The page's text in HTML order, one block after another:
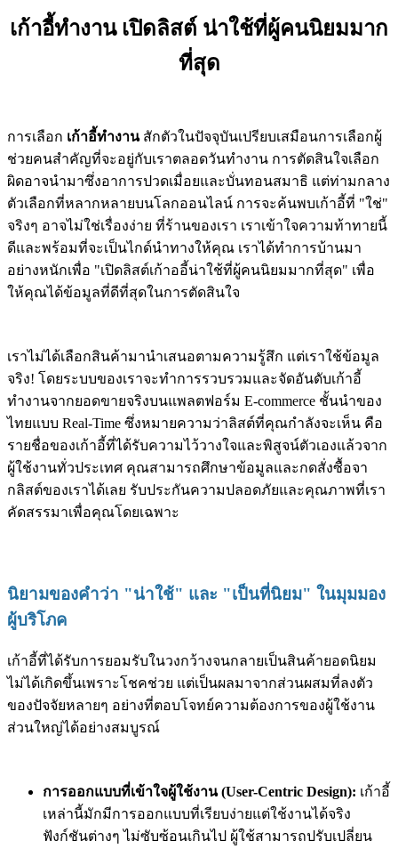
เก้าอี้ทำงาน เปิดลิสต์ น่าใช้ที่ผู้คนนิยมมาก
ที่สุด
การเลือก เก้าอี้ทำงานสักตัวในปัจจุบันเปรียบเสมือนการเลือกผู้
ช่วยคนสำคัญที่จะอยู่กับเราตลอดวันทำงาน การตัดสินใจเลือก
ผิดอาจนำมาซึ่งอาการปวดเมื่อยและบั่นทอนสมาธิ แต่ท่ามกลาง
ตัวเลือกที่หลากหลายบนโลกออนไลน์ การจะค้นพบเก้าอี้ที่ "ใช่"
จริงๆ อาจไม่ใช่เรื่องง่าย ที่ร้านของเรา เราเข้าใจความท้าทายนี้
ดีและพร้อมที่จะเป็นไกด์นำทางให้คุณ เราได้ทำการบ้านมา
อย่างหนักเพื่อ "เปิดลิสต์เก้าออี้น่าใช้ที่ผู้คนนิยมมากที่สุด" เพื่อ
ให้คุณได้ข้อมูลที่ดีที่สุดในการตัดสินใจ
เราไม่ได้เลือกสินค้ามานำเสนอตามความรู้สึก แต่เราใช้ข้อมูล
จริง! โดยระบบของเราจะทำการรวบรวมและจัดอันดับเก้าอี้
ทำงานจากยอดขายจริงบนแพลตฟอร์ม E-commerce ชั้นนำของ
ไทยแบบ Real-Time ซึ่งหมายความว่าลิสต์ที่คุณกำลังจะเห็น คือ
รายชื่อของเก้าอี้ที่ได้รับความไว้วางใจและพิสูจน์ตัวเองแล้วจาก
ผู้ใช้งานทั่วประเทศ คุณสามารถศึกษาข้อมูลและกดสั่งซื้อจา
กลิสต์ของเราได้เลย รับประกันความปลอดภัยและคุณภาพที่เรา
คัดสรรมาเพื่อคุณโดยเฉพาะ
นิยามของคำว่า "น่าใช้" และ "เป็นที่นิยม" ในมุมมอง
ผู้บริโภค
เก้าอี้ที่ได้รับการยอมรับในวงกว้างจนกลายเป็นสินค้ายอดนิยม
ไม่ได้เกิดขึ้นเพราะโชคช่วย แต่เป็นผลมาจากส่วนผสมที่ลงตัว
ของปัจจัยหลายๆ อย่างที่ตอบโจทย์ความต้องการของผู้ใช้งาน
ส่วนใหญ่ได้อย่างสมบูรณ์
การออกแบบที่เข้าใจผู้ใช้งาน (User-Centric Design): เก้าอี้
เหล่านี้มักมีการออกแบบที่เรียบง่ายแต่ใช้งานได้จริง
ฟังก์ชันต่างๆ ไม่ซับซ้อนเกินไป ผู้ใช้สามารถปรับเปลี่ยน